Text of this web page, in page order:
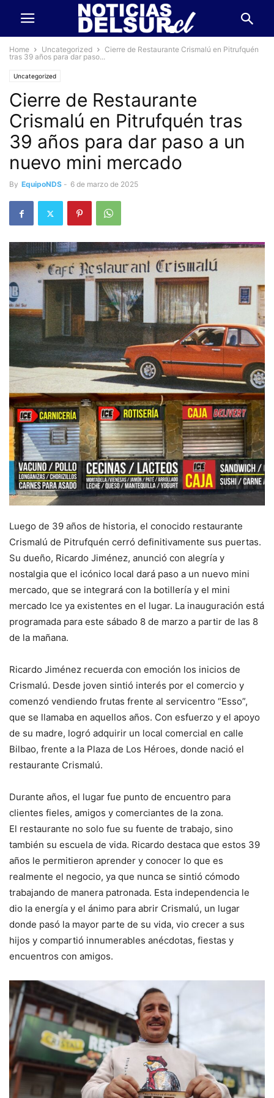
Home Uncategorized
Cierre de Restaurante Crismalú en Pitrufquén
tras 39 años para dar paso...
Uncategorized
Cierre de Restaurante
Crismalú en Pitrufquén tras
39 años para dar paso a un
nuevo mini mercado
By EquipoNDS - 6 de marzo de 2025
Luego de 39 años de historia, el conocido restaurante
Crismalú de Pitrufquén cerró definitivamente sus puertas.
Su dueño, Ricardo Jiménez, anunció con alegría y
nostalgia que el icónico local dará paso a un nuevo mini
mercado, que se integrará con la botillería y el mini
mercado Ice ya existentes en el lugar. La inauguración está
programada para este sábado 8 de marzo a partir de las 8
de la mañana.
Ricardo Jiménez recuerda con emoción los inicios de
Crismalú. Desde joven sintió interés por el comercio y
comenzó vendiendo frutas frente al servicentro “Esso”,
que se llamaba en aquellos años. Con esfuerzo y el apoyo
de su madre, logró adquirir un local comercial en calle
Bilbao, frente a la Plaza de Los Héroes, donde nació el
restaurante Crismalú.
Durante años, el lugar fue punto de encuentro para
clientes fieles, amigos y comerciantes de la zona.
El restaurante no solo fue su fuente de trabajo, sino
también su escuela de vida. Ricardo destaca que estos 39
años le permitieron aprender y conocer lo que es
realmente el negocio, ya que nunca se sintió cómodo
trabajando de manera patronada. Esta independencia le
dio la energía y el ánimo para abrir Crismalú, un lugar
donde pasó la mayor parte de su vida, vio crecer a sus
hijos y compartió innumerables anécdotas, fiestas y
encuentros con amigos.